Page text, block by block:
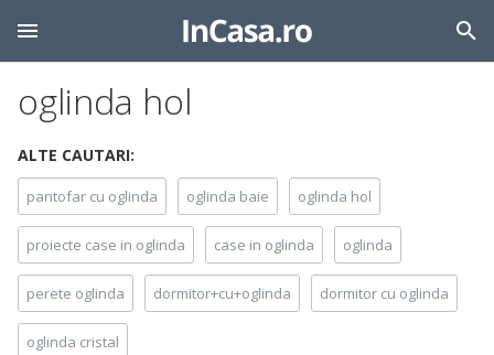
oglinda hol
ALTE CAUTARI:
pantofar cu oglinda oglinda baie oglinda hol
proiecte case in oglinda case in oglinda oglinda
perete oglinda dormitor+cu+oglinda dormitor cu oglinda
oglinda cristal